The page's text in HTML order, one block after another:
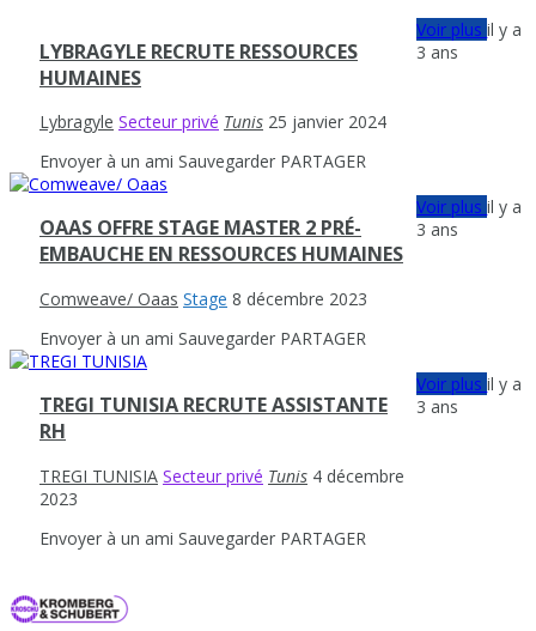
LYBRAGYLE RECRUTE RESSOURCES
HUMAINES
Lybragyle Secteur privé Tunis 25 janvier 2024
Envoyer à un ami Sauvegarder PARTAGER
Voir plusil y a
3 ans
OAAS OFFRE STAGE MASTER 2 PRÉ-
EMBAUCHE EN RESSOURCES HUMAINES
Comweave/ Oaas Stage 8 décembre 2023
Envoyer à un ami Sauvegarder PARTAGER
Voir plusil y a
3 ans
TREGI TUNISIA RECRUTE ASSISTANTE
RH
TREGI TUNISIA Secteur privé Tunis 4 décembre
2023
Envoyer à un ami Sauvegarder PARTAGER
Voir plusil y a
3 ans